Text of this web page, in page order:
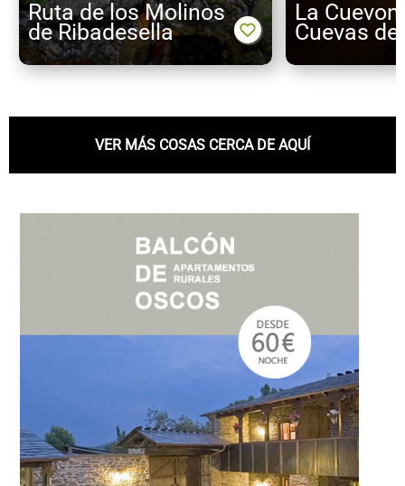
Ruta de los Molinos
de Ribadesella
La
Cuevas
VER MÁS COSAS CERCA DE AQUÍ